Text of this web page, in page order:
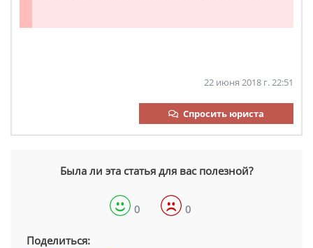
22 июня 2018 г. 22:51
Спросить юриста
Была ли эта статья для вас полезной?
0 0
Поделиться: